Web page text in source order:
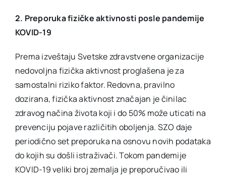
2. Preporuka fizičke aktivnosti posle pandemije
KOVID-19
Prema izveštaju Svetske zdravstvene organizacije
nedovoljna fizička aktivnost proglašena je za
samostalni riziko faktor. Redovna, pravilno
dozirana, fizička aktivnost značajan je činilac
zdravog načina života koji i do 50% može uticati na
prevenciju pojave različitih oboljenja. SZO daje
periodično set preporuka na osnovu novih podataka
do kojih su došli istraživači. Tokom pandemije
KOVID-19 veliki broj zemalja je preporučivao ili